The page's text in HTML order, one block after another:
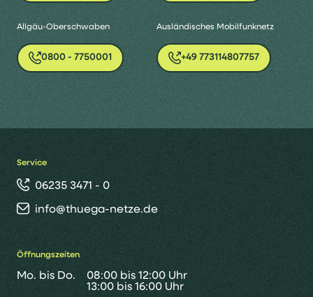
Allgäu-Oberschwaben
0800 - 7750001
Ausländisches Mobilfunknetz
+49 773114807757
Service
06235 3471 - 0
info@thuega-netze.de
Öffnungszeiten
Mo. bis Do.
08:00 bis 12:00 Uhr
13:00 bis 16:00 Uhr